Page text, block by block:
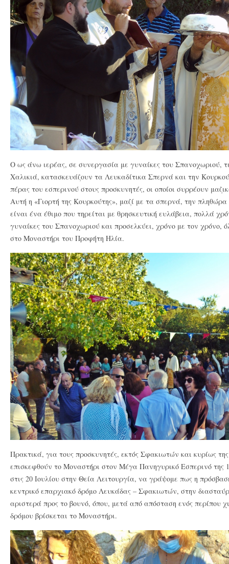
Ο ως άνω ιερέας, σε συνεργασία με γυναίκες του Σπανοχωριού,
Χαλικιά, κατασκευάζουν τα Λευκαδίτικα Σπερνά και την
πέρας του εσπερινού στους προσκυνητές, οι οποίοι συρρέουν
Αυτή η «Γιορτή της Κουρκούτης», μαζί με τα σπερνά, την
είναι ένα έθιμο που τηρείται με θρησκευτική ευλάβεια, πολλά
γυναίκες του Σπανοχωριού και προσελκύει, χρόνο με τον χρόνο,
στο Μοναστήρι του Προφήτη Ηλία.
Πρακτικά, για τους προσκυνητές, εκτός Σφακιωτών και κυρίως
επισκεφθούν το Μοναστήρι στον Μέγα Πανηγυρικό Εσπερινό της
στις 20 Ιουλίου στην Θεία Λειτουργία, να γράψομε πως η
κεντρικό επαρχιακό δρόμο Λευκάδας – Σφακιωτών, στην
αριστερά προς το βουνό, όπου, μετά από απόσταση ενός περίπου
δρόμου βρίσκεται το Μοναστήρι.